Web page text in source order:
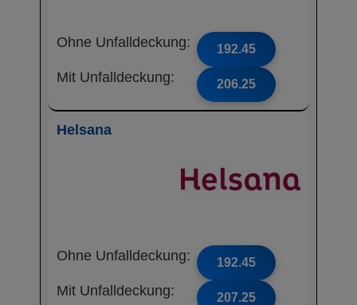
Ohne Unfalldeckung: 192.45
Mit Unfalldeckung: 206.25
Helsana
Ohne Unfalldeckung: 192.45
Mit Unfalldeckung: 207.25